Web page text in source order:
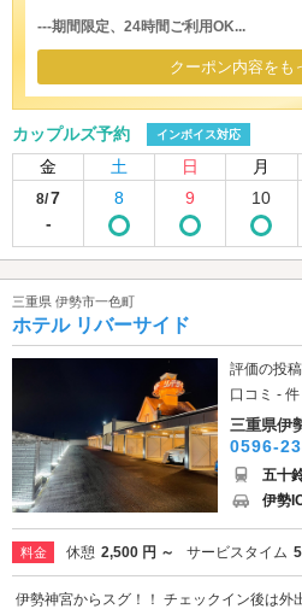
---期間限定、24時間ご利用OK...
クーポン内容をも
カップルズ予約 インボイス対応
金 土 日 月
8/7
-
8 9 10
三重県 伊勢市一色町
ホテル リバーサイド
評価の投
口コミ - 件
三重県伊
0596-
五十
伊勢
料金 休憩 2,500 円 ～ サービスタイム
伊勢神宮からスグ！！ チェックイン後は外